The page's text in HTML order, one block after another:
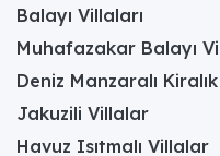
Balayı Villaları
Muhafazakar Balayı
Deniz Manzaralı
Jakuzili Villalar
Havuz Isıtmalı Villalar